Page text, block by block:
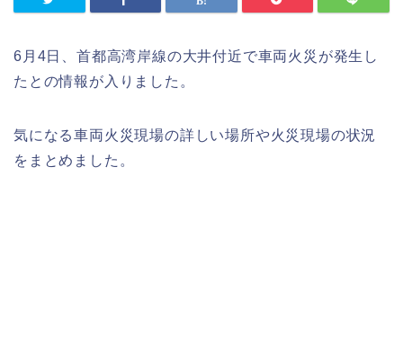
6月4日、首都高湾岸線の大井付近で車両火災が発生し
たとの情報が入りました。
気になる車両火災現場の詳しい場所や火災現場の状況
をまとめました。